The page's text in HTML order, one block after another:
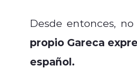
Desde entonces,
propio Gareca
español.